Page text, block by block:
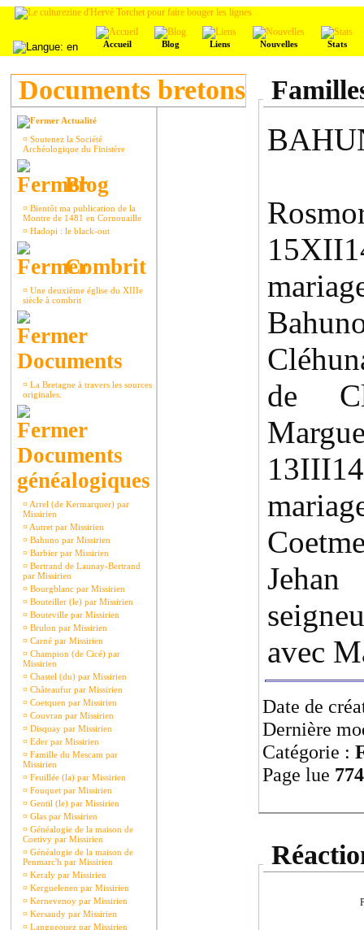
Accueil Blog Liens Nouvelles Stats
Documents bretons
Actualité
¤ Soutenez la Société
Archéologique du Finistère
Blog
¤ Bientôt ma publication de la
Montre de 1481 en Cornouaille
¤ Hadopi : le black-out
Combrit
¤ Une deuxième église du XIIIe
siècle à combrit
Documents
¤ La Bretagne à travers les sources
originales.
Documents
généalogiques
¤ Arrel (de Kermarquer) par
Missirien
¤ Autret par Missirien
¤ Bahuno par Missirien
¤ Barbier par Missirien
¤ Bertrand de Launay-Bertrand
par Missirien
¤ Bourgblanc par Missirien
¤ Bouteiller (le) par Missirien
¤ Bouteville par Missirien
¤ Brulon par Missirien
¤ Carné par Missirien
¤ Champion (de Cicé) par
Missirien
¤ Chastel (du) par Missirien
¤ Châteaufur par Missirien
¤ Coetquen par Missirien
¤ Couvran par Missirien
¤ Disquay par Missirien
¤ Eder par Missirien
¤ Famille du Mescam par
Missirien
¤ Feuillée (la) par Missirien
¤ Fouquet par Missirien
¤ Gentil (le) par Missirien
¤ Glas par Missirien
¤ Généalogie de la maison de
Coetivy par Missirien
¤ Généalogie de la maison de
Penmarc'h par Missirien
¤ Keraly par Missirien
¤ Kerguelenen par Missirien
¤ Kernevenoy par Missirien
¤ Kersaudy par Missirien
¤ Langueouez par Missirien
de
avec
Date de
Dernière
Catégorie :
Page lue